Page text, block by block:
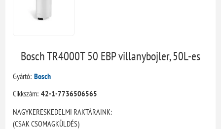
Bosch TR4000T 50 EBP villanybojler, 50L-es
Gyártó: Bosch
Cikkszám: 42-1-7736506565
NAGYKERESKEDELMI RAKTÁRAINK:
(CSAK CSOMAGKÜLDÉS)